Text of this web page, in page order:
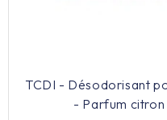
TCDI - Désodorisant
- Parfum citron